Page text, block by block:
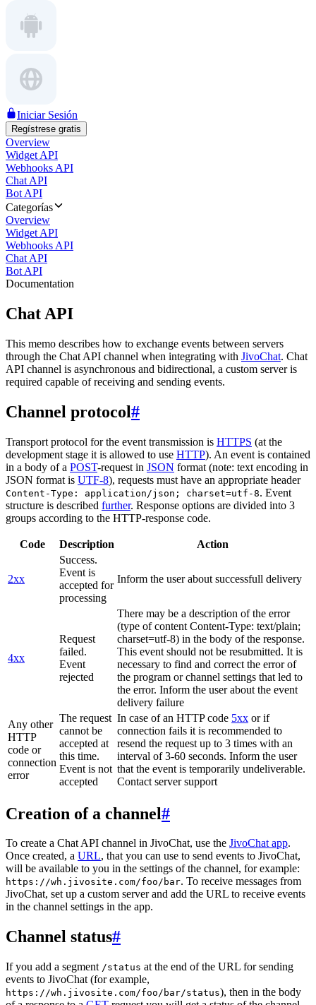
Iniciar Sesión
Regístrese gratis
Overview
Widget API
Webhooks API
Chat API
Bot API
Categorías
Overview
Widget API
Webhooks API
Chat API
Bot API
Documentation
Chat API
This memo describes how to exchange events between servers
through the Chat API channel when integrating with JivoChat. Chat
API channel is asynchronous and bidirectional, a custom server is
required capable of receiving and sending events.
Channel protocol#
Transport protocol for the event transmission is HTTPS (at the
development stage it is allowed to use HTTP). An event is contained
in a body of a POST-request in JSON format (note: text encoding in
JSON format is UTF-8), requests must have an appropriate header
Content-Type: application/json; charset=utf-8. Event
structure is described further. Response options are divided into 3
groups according to the HTTP-response code.
Code Description Action
2xx
Success.
Event is
accepted for
processing
Inform the user about successfull delivery
4xx
Request
failed.
Event
rejected
There may be a description of the error
(type of content Content-Type: text/plain;
charset=utf-8) in the body of the response.
This event should not be resubmitted. It is
necessary to find and correct the error of
the program or channel settings that led to
the error. Inform the user about the event
delivery failure
Any other
HTTP
code or
connection
error
The request
cannot be
accepted at
this time.
Event is not
accepted
In case of an HTTP code 5xx or if
connection fails it is recommended to
resend the request up to 3 times with an
interval of 3-60 seconds. Inform the user
that the event is temporarily undeliverable.
Contact server support
Creation of a channel#
To create a Chat API channel in JivoChat, use the JivoChat app.
Once created, a URL, that you can use to send events to JivoChat,
will be available to you in the settings of the channel, for example:
https://wh.jivosite.com/foo/bar. To receive messages from
JivoChat, set up a custom server and add the URL to receive events
in the channel settings in the app.
Channel status#
If you add a segment /status at the end of the URL for sending
events to JivoChat (for example,
https://wh.jivosite.com/foo/bar/status), then in the body